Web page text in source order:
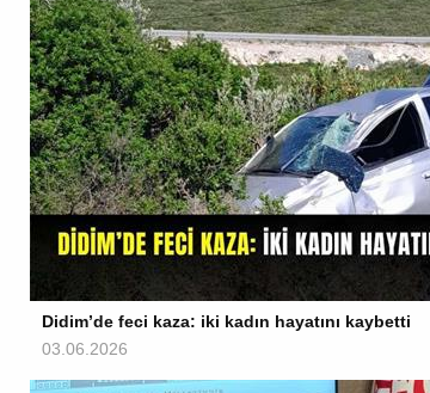
Didim’de feci kaza: iki kadın hayatını kaybetti
03.06.2026